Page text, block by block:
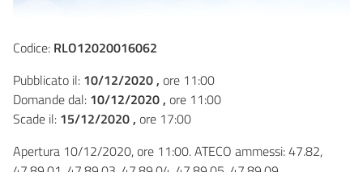
Codice: RLO12020016062
Pubblicato il: 10/12/2020 , ore 11:00
Domande dal: 10/12/2020 , ore 11:00
Scade il: 15/12/2020 , ore 17:00
Apertura 10/12/2020, ore 11:00. ATECO ammessi: 47.82,